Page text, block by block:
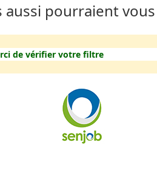
aussi pourraient
de vérifier votre filtre